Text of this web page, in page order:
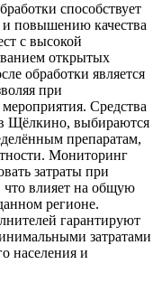
способствует
и повышению качества
с высокой
открытых
обработки является
при
Средства
Щёлкино, выбираются
препаратам,
Мониторинг
затраты при
что влияет на общую
регионе.
гарантируют
затратами
населения и